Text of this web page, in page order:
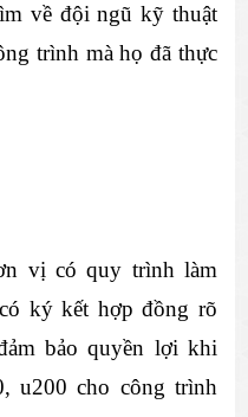
về đội ngũ kỹ thuật
trình mà họ đã thực
vị có quy trình làm
ký kết hợp đồng rõ
bảo quyền lợi khi
u200 cho công trình